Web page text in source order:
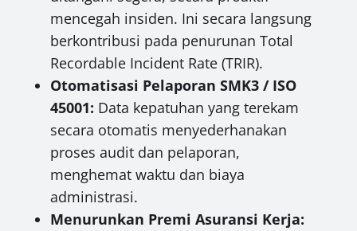
mencegah insiden. Ini secara langsung
berkontribusi pada penurunan Total
Recordable Incident Rate (TRIR).
Otomatisasi Pelaporan SMK3 / ISO
45001: Data kepatuhan yang terekam
secara otomatis menyederhanakan
proses audit dan pelaporan,
menghemat waktu dan biaya
administrasi.
Menurunkan Premi Asuransi Kerja: